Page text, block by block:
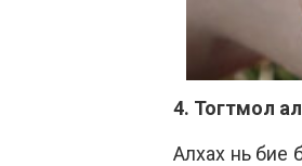
4. Тогтмол
Алхах нь бие